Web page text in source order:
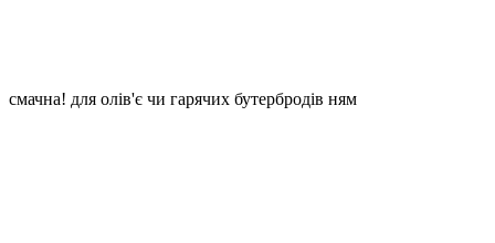
смачна! для олів'є чи гарячих бутербродів ням